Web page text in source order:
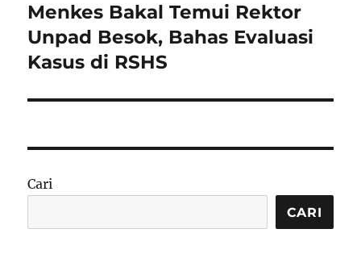
Next
post:
Menkes Bakal Temui Rektor
Unpad Besok, Bahas Evaluasi
Kasus di RSHS
Cari
CARI